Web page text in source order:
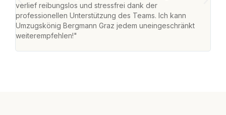
verlief reibungslos und stressfrei dank der
professionellen Unterstützung des Teams. Ich kann
Umzugskönig Bergmann Graz jedem uneingeschränkt
weiterempfehlen!"